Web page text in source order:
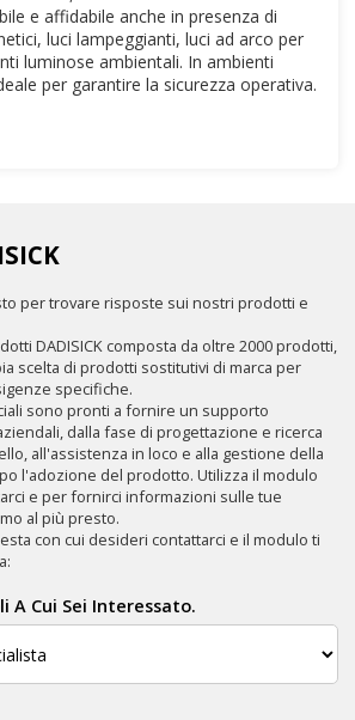
e affidabile anche in presenza di
luci lampeggianti, luci ad arco per
luminose ambientali. In ambienti
per garantire la sicurezza operativa.
per trovare risposte sui nostri prodotti e
DADISICK composta da oltre 2000 prodotti,
scelta di prodotti sostitutivi di marca per
specifiche.
sono pronti a fornire un supporto
dalla fase di progettazione e ricerca
all'assistenza in loco e alla gestione della
l'adozione del prodotto. Utilizza il modulo
e per fornirci informazioni sulle tue
al più presto.
con cui desideri contattarci e il modulo ti
A Cui Sei Interessato.